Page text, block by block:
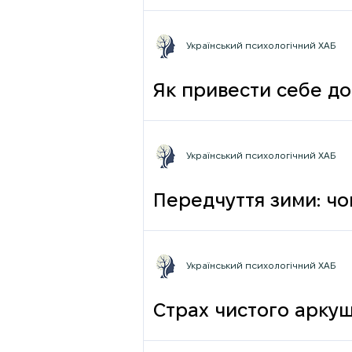
фрази
Як привести себе
Український психологічний ХАБ
Передчуття зими:
Український психологічний ХАБ
Страх чистого
Український психологічний ХАБ